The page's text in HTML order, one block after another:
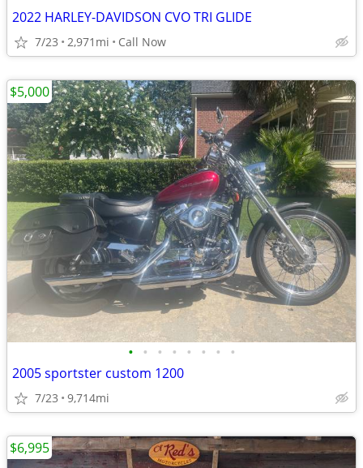
2022 HARLEY-DAVIDSON CVO TRI GLIDE
7/23 2,971mi Call Now
• • • • • • • •
2005 sportster custom 1200
7/23 9,714mi
$5,000
$6,995